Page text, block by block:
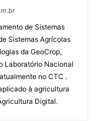
de Sistemas
Sistemas Agrícolas
da GeoCrop,
Laboratório Nacional
no CTC .
à agricultura
Digital.